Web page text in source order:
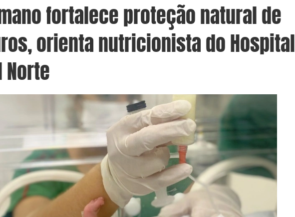
fortalece proteção natural de
orienta nutricionista do Hospital
Norte